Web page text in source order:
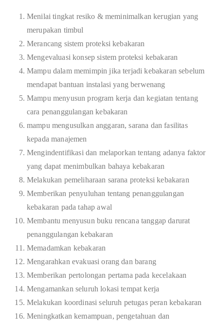
Menilai tingkat resiko & meminimalkan kerugian yang
merupakan timbul
Merancang sistem proteksi kebakaran
Mengevaluasi konsep sistem proteksi kebakaran
Mampu dalam memimpin jika terjadi kebakaran sebelum
mendapat bantuan instalasi yang berwenang
Mampu menyusun program kerja dan kegiatan tentang
cara penanggulangan kebakaran
mampu mengusulkan anggaran, sarana dan fasilitas
kepada manajemen
Mengindentifikasi dan melaporkan tentang adanya faktor
yang dapat menimbulkan bahaya kebakaran
Melakukan pemeliharaan sarana proteksi kebakaran
Memberikan penyuluhan tentang penanggulangan
kebakaran pada tahap awal
Membantu menyusun buku rencana tanggap darurat
penanggulangan kebakaran
Memadamkan kebakaran
Mengarahkan evakuasi orang dan barang
Memberikan pertolongan pertama pada kecelakaan
Mengamankan seluruh lokasi tempat kerja
Melakukan koordinasi seluruh petugas peran kebakaran
Meningkatkan kemampuan, pengetahuan dan